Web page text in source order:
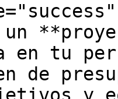
un
en tu
de